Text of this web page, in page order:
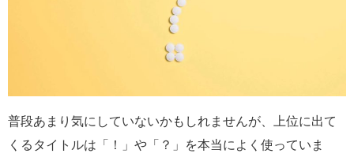
普段あまり気にしていないかもしれませんが、上位に出て
くるタイトルは「！」や「？」を本当によく使っていま